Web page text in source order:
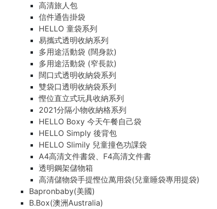
高清旅人包
信件通告掛袋
HELLO 童袋系列
易攜式透明收納系列
多用途活動袋 (闊身款)
多用途活動袋 (窄長款)
闊口式透明收納袋系列
雙袋口透明收納袋系列
慳位直立式玩具收納系列
2021分隔小物收納格系列
HELLO Boxy 今天午餐自己袋
HELLO Simply 後背包
HELLO Slimily 兒童撞色功課袋
A4高清文件書袋、F4高清文件書
透明鋼架儲物箱
高清儲物袋手提慳位萬用袋(兒童睡袋專用提袋)
Bapronbaby(美國)
B.Box(澳洲Australia)